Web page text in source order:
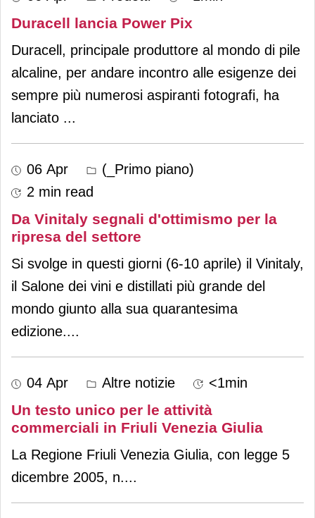
Duracell lancia Power Pix
Duracell, principale produttore al mondo di pile
alcaline, per andare incontro alle esigenze dei
sempre più numerosi aspiranti fotografi, ha
lanciato ...
06 Apr
(_Primo piano)
2 min read
Da Vinitaly segnali d'ottimismo per la
ripresa del settore
Si svolge in questi giorni (6-10 aprile) il Vinitaly,
il Salone dei vini e distillati più grande del
mondo giunto alla sua quarantesima
edizione....
04 Apr Altre notizie <1min
Un testo unico per le attività
commerciali in Friuli Venezia Giulia
La Regione Friuli Venezia Giulia, con legge 5
dicembre 2005, n....